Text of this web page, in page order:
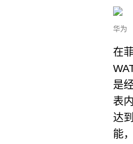
华为
在
是
表
达
能